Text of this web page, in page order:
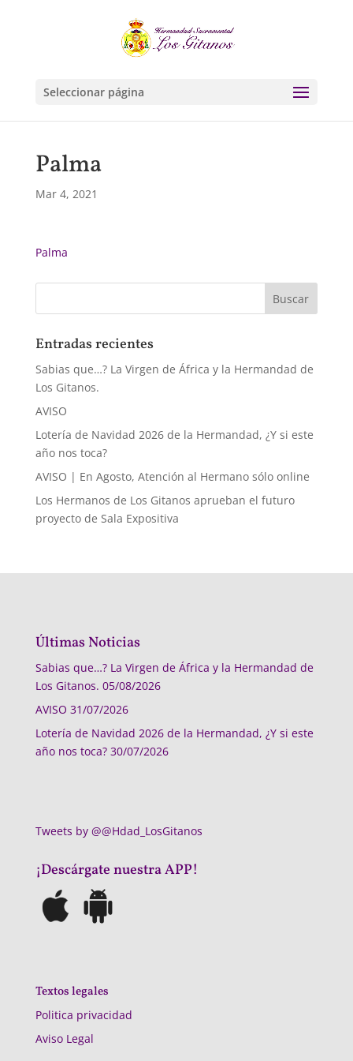
Seleccionar página
Palma
Mar 4, 2021
Palma
Entradas recientes
Sabias que…? La Virgen de África y la Hermandad de
Los Gitanos.
AVISO
Lotería de Navidad 2026 de la Hermandad, ¿Y si este
año nos toca?
AVISO | En Agosto, Atención al Hermano sólo online
Los Hermanos de Los Gitanos aprueban el futuro
proyecto de Sala Expositiva
Últimas Noticias
Sabias que…? La Virgen de África y la Hermandad de
Los Gitanos. 05/08/2026
AVISO 31/07/2026
Lotería de Navidad 2026 de la Hermandad, ¿Y si este
año nos toca? 30/07/2026
Tweets by @@Hdad_LosGitanos
¡Descárgate nuestra APP!
Textos legales
Politica privacidad
Aviso Legal